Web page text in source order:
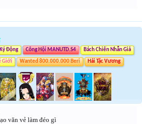
Động Công Hội MANUTD.S4 Bách Chiến Nhẫn Giả
Giới Wanted 800.000.000 Beri Hải Tặc Vương
văn vẻ làm đéo gì